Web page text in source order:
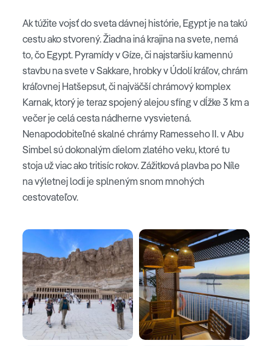
Ak túžite vojsť do sveta dávnej histórie, Egypt je na takú
cestu ako stvorený. Žiadna iná krajina na svete, nemá
to, čo Egypt. Pyramídy v Gíze, či najstaršiu kamennú
stavbu na svete v Sakkare, hrobky v Údolí kráľov, chrám
kráľovnej Hatšepsut, či najväčší chrámový komplex
Karnak, ktorý je teraz spojený alejou sfíng v dĺžke 3 km a
večer je celá cesta nádherne vysvietená.
Nenapodobiteľné skalné chrámy Ramesseho II. v Abu
Simbel sú dokonalým dielom zlatého veku, ktoré tu
stoja už viac ako tritisíc rokov. Zážitková plavba po Níle
na výletnej lodi je splneným snom mnohých
cestovateľov.